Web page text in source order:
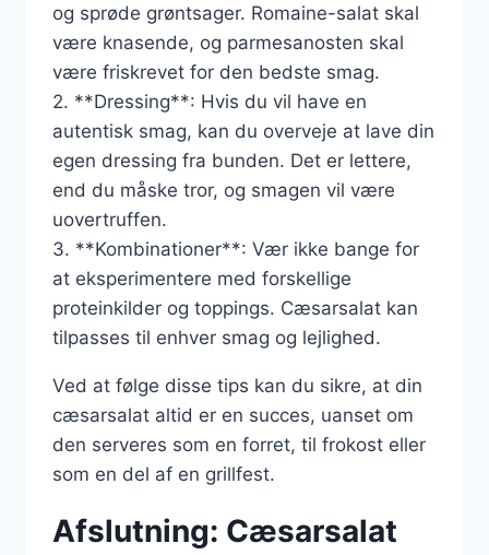
og sprøde grøntsager. Romaine-salat skal
være knasende, og parmesanosten skal
være friskrevet for den bedste smag.
2. **Dressing**: Hvis du vil have en
autentisk smag, kan du overveje at lave din
egen dressing fra bunden. Det er lettere,
end du måske tror, og smagen vil være
uovertruffen.
3. **Kombinationer**: Vær ikke bange for
at eksperimentere med forskellige
proteinkilder og toppings. Cæsarsalat kan
tilpasses til enhver smag og lejlighed.
Ved at følge disse tips kan du sikre, at din
cæsarsalat altid er en succes, uanset om
den serveres som en forret, til frokost eller
som en del af en grillfest.
Afslutning: Cæsarsalat